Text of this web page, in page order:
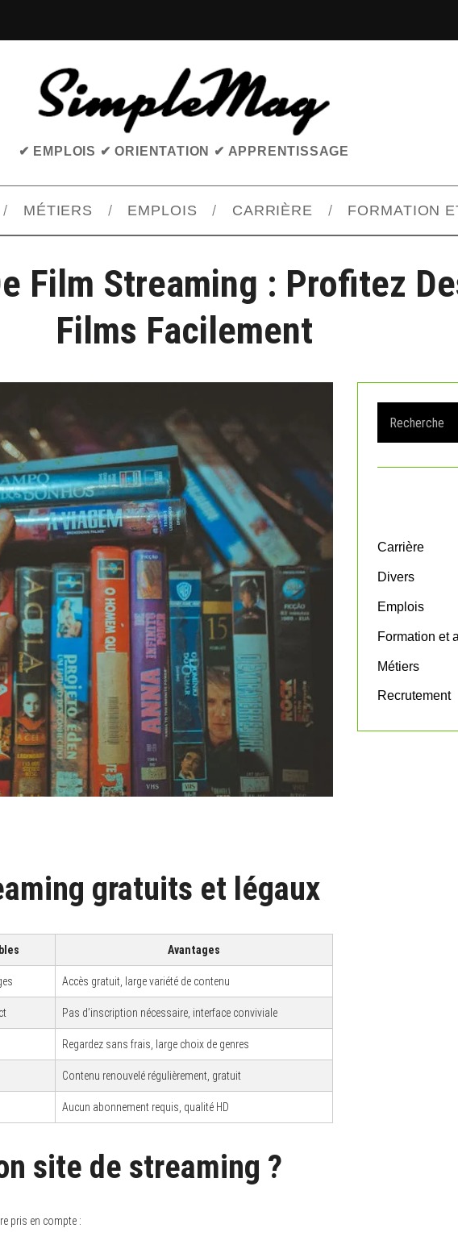
✔ EMPLOIS ✔ ORIENTATION ✔ APPRENTISSAGE
MÉTIERS EMPLOIS CARRIÈRE FORMATION
Film Streaming : Profitez
Films Facilement
gratuits et légaux
Avantages
Accès gratuit, large variété de contenu
Pas d’inscription nécessaire, interface conviviale
Regardez sans frais, large choix de genres
Contenu renouvelé régulièrement, gratuit
Aucun abonnement requis, qualité HD
site de streaming ?
pris en compte :
a
r
o
Carrière
Divers
Emplois
Formation et
Métiers
Recrutement